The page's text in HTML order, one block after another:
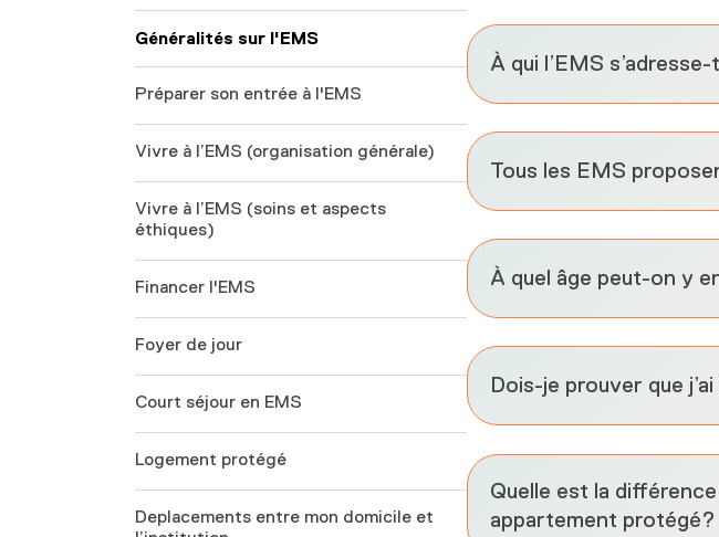
Généralités sur l'EMS
Préparer son entrée à l'EMS
Vivre à l’EMS (organisation générale)
Vivre à l’EMS (soins et aspects
éthiques)
Financer l'EMS
Foyer de jour
Court séjour en EMS
Logement protégé
Deplacements entre mon domicile et
À qui l’EMS
Tous les EMS
À quel âge peut-on y
Dois-je prouver que
Quelle est la
appartement protégé?